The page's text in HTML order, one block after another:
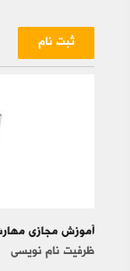
ثبت نام
آموزش مجازی
ظرفیت نام